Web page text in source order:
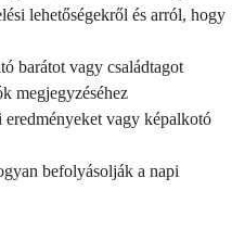
lehetőségekről és arról, hogy
barátot vagy családtagot
megjegyzéséhez
eredményeket vagy képalkotó
befolyásolják a napi